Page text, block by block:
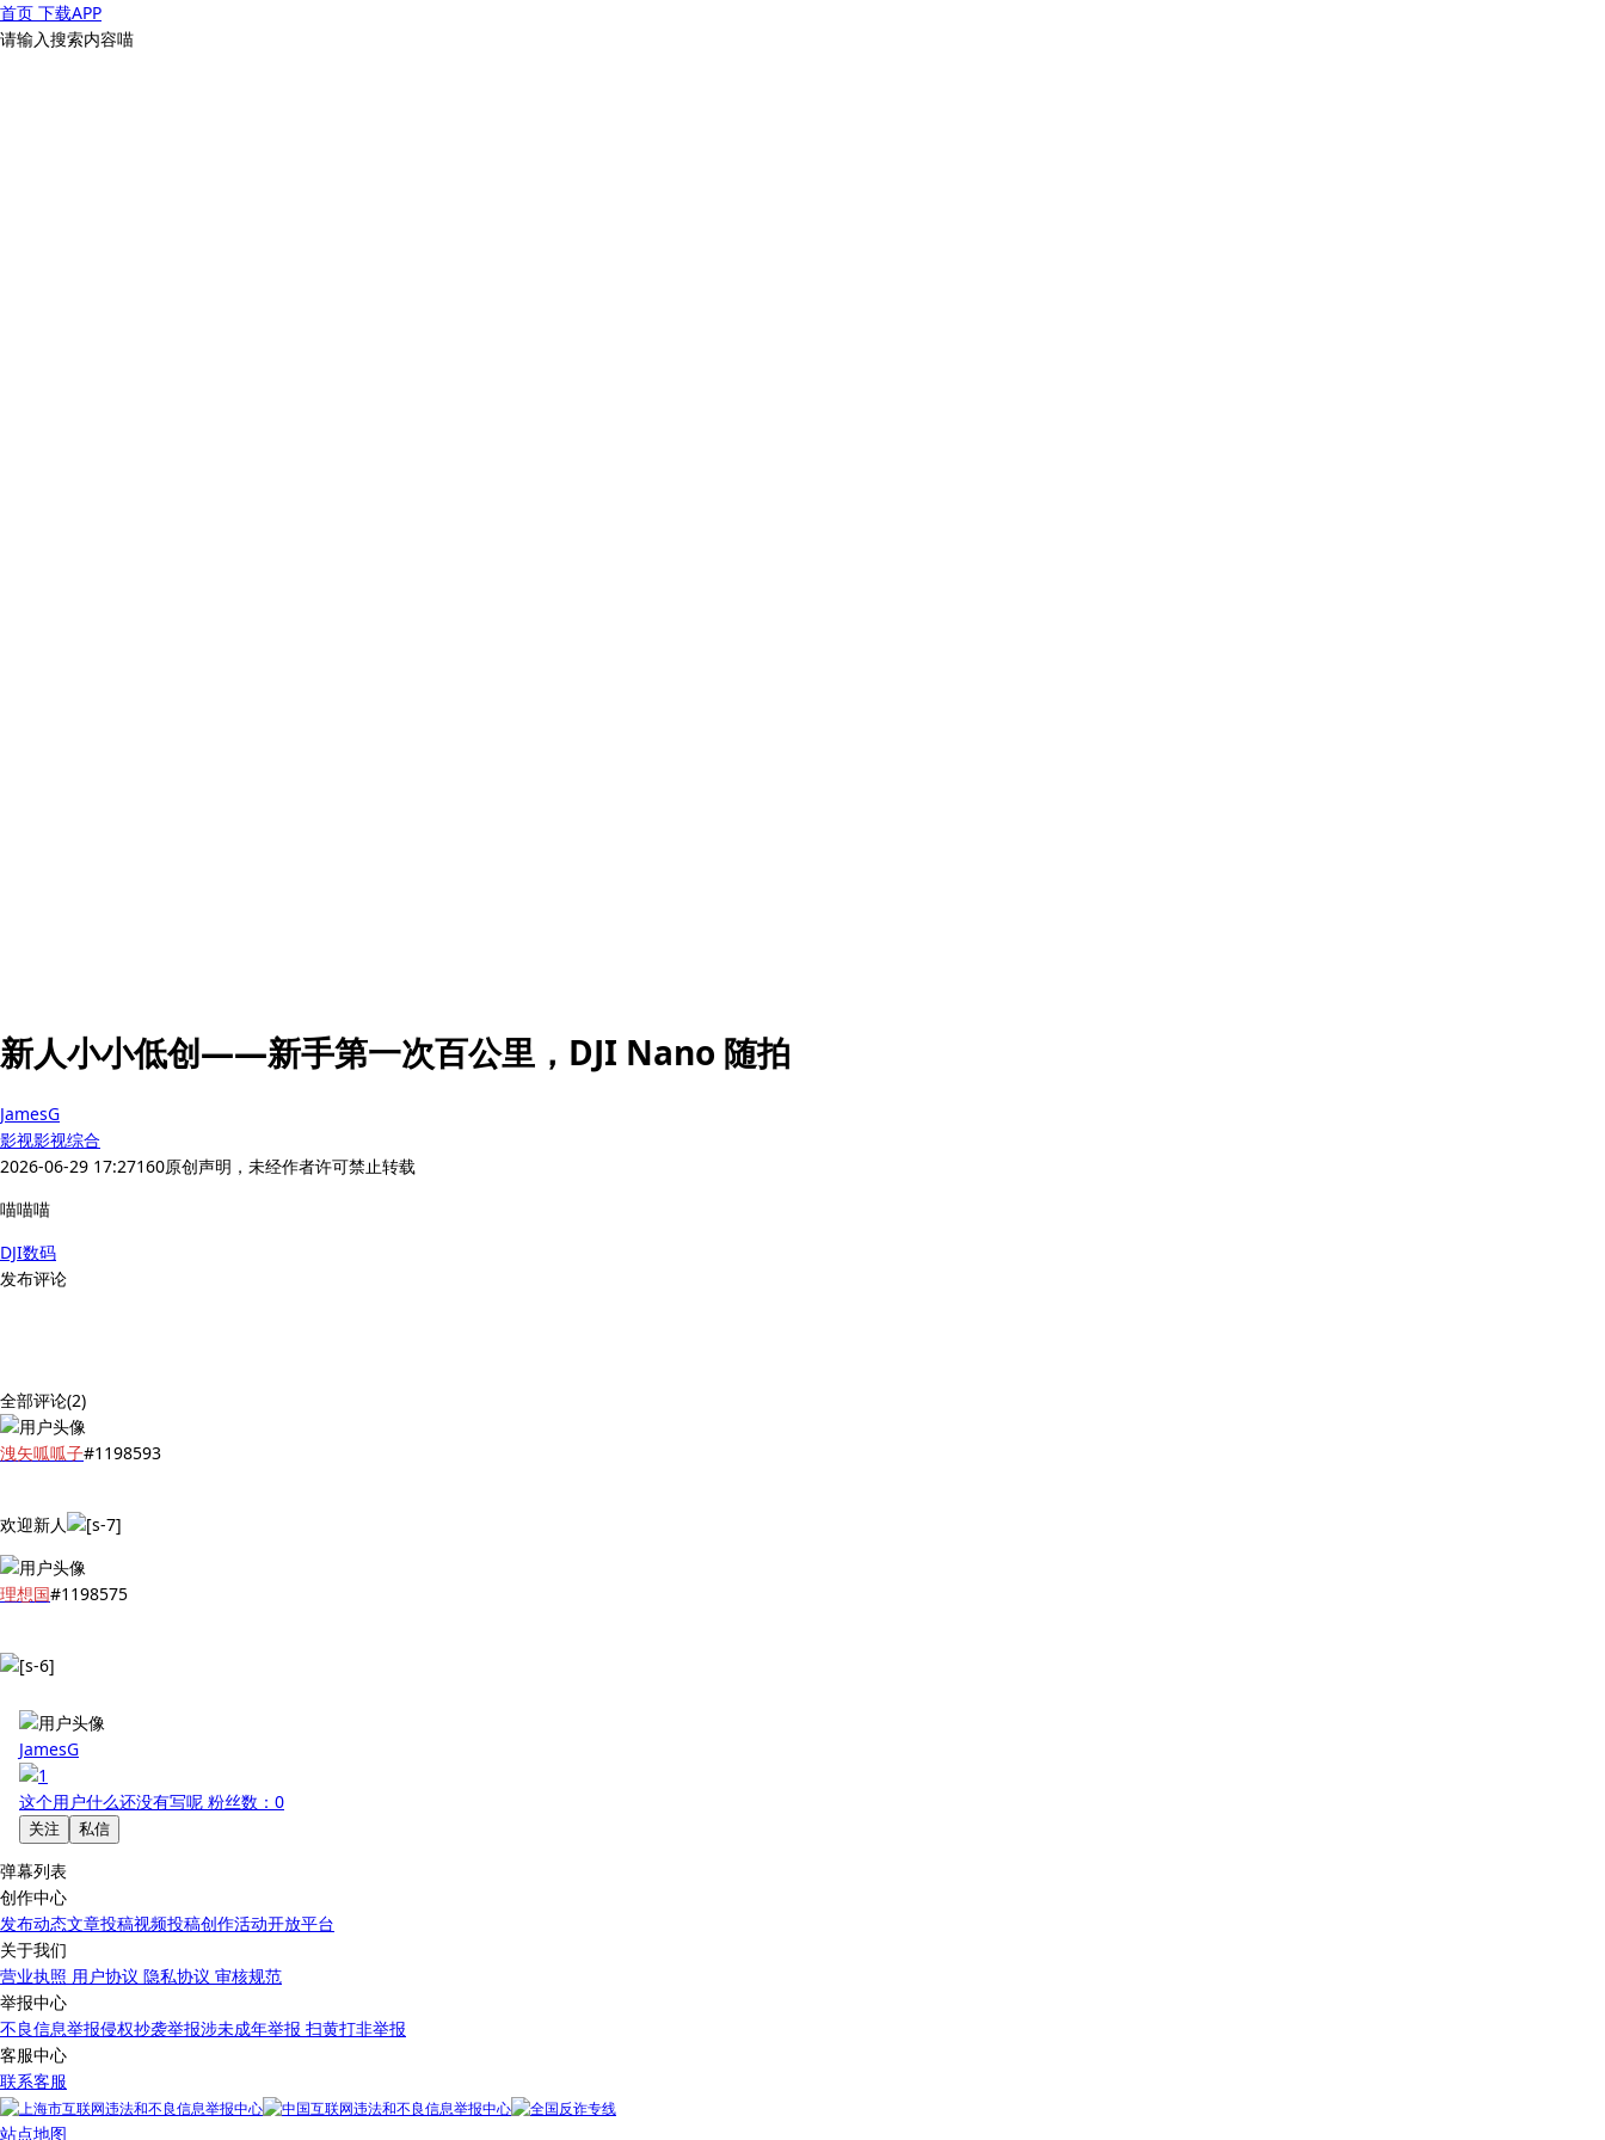
首页 下载APP
请输入搜索内容喵
新人小小低创——新手第一次百公里，DJI Nano 随拍
JamesG
影视影视综合
2026-06-29 17:27160原创声明，未经作者许可禁止转载
喵喵喵
DJI数码
发布评论
全部评论(2)
洩矢呱呱子#1198593
欢迎新人
理想国#1198575
JamesG
这个用户什么还没有写呢 粉丝数：0
关注 私信
弹幕列表
创作中心
发布动态文章投稿视频投稿创作活动开放平台
关于我们
营业执照 用户协议 隐私协议 审核规范
举报中心
不良信息举报侵权抄袭举报涉未成年举报 扫黄打非举报
客服中心
联系客服
站点地图